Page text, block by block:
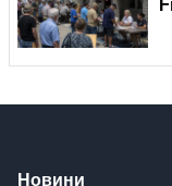
Новини